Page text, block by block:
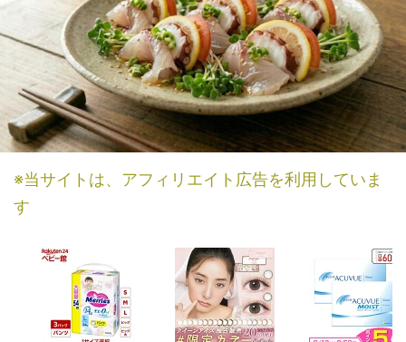
※当サイトは、アフィリエイト広告を利用していま
す